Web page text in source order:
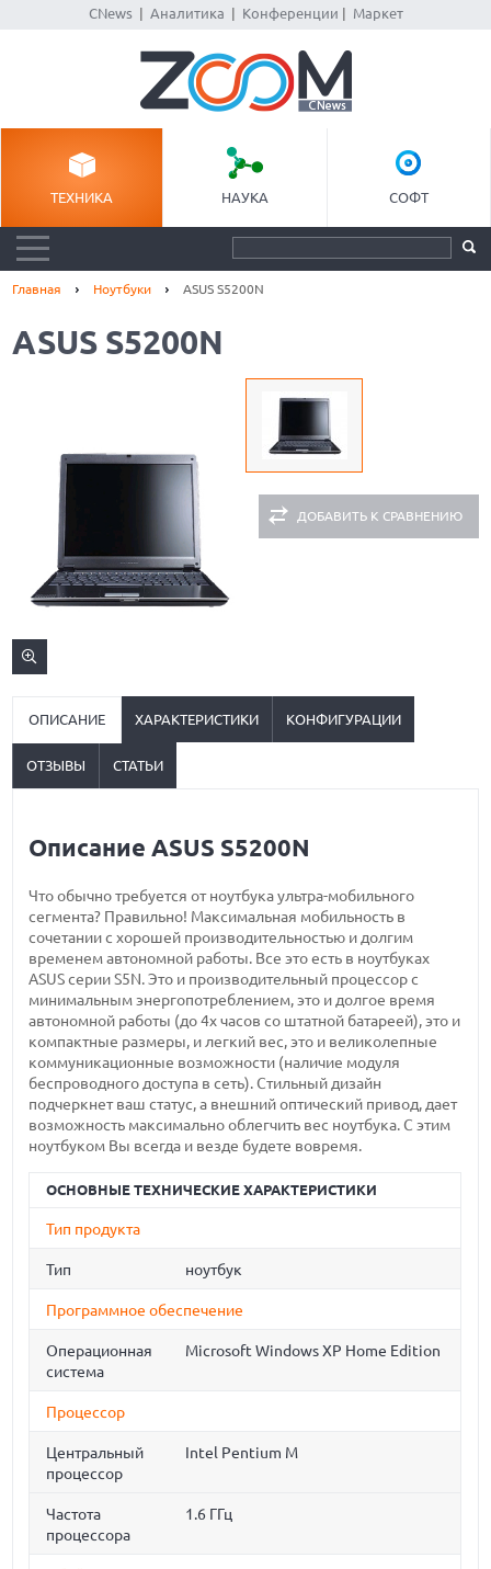
CNews| Аналитика Конференции Маркет
ТЕХНИКА НАУКА СОФТ
Главная Ноутбуки ASUS S5200N
ASUS S5200N
ДОБАВИТЬ К СРАВНЕНИЮ
ОПИСАНИЕ ХАРАКТЕРИСТИКИ КОНФИГУРАЦИИ
ОТЗЫВЫ СТАТЬИ
Описание ASUS S5200N
Что обычно требуется от ноутбука ультра-мобильного
сегмента? Правильно! Максимальная мобильность в
сочетании с хорошей производительностью и долгим
временем автономной работы. Все это есть в ноутбуках
ASUS серии S5N. Это и производительный процессор с
минимальным энергопотреблением, это и долгое время
автономной работы (до 4х часов со штатной батареей), это и
компактные размеры, и легкий вес, это и великолепные
коммуникационные возможности (наличие модуля
беспроводного доступа в сеть). Стильный дизайн
подчеркнет ваш статус, а внешний оптический привод, дает
возможность максимально облегчить вес ноутбука. С этим
ноутбуком Вы всегда и везде будете вовремя.
ОСНОВНЫЕ ТЕХНИЧЕСКИЕ ХАРАКТЕРИСТИКИ
Тип продукта
Тип ноутбук
Программное обеспечение
Операционная
система
Microsoft Windows XP Home Edition
Процессор
Центральный
процессор
Intel Pentium M
Частота
процессора
1.6 ГГц